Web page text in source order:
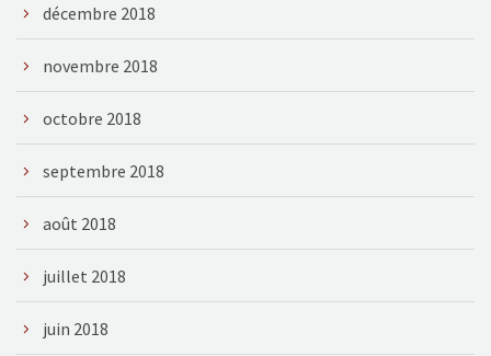
décembre 2018
novembre 2018
octobre 2018
septembre 2018
août 2018
juillet 2018
juin 2018